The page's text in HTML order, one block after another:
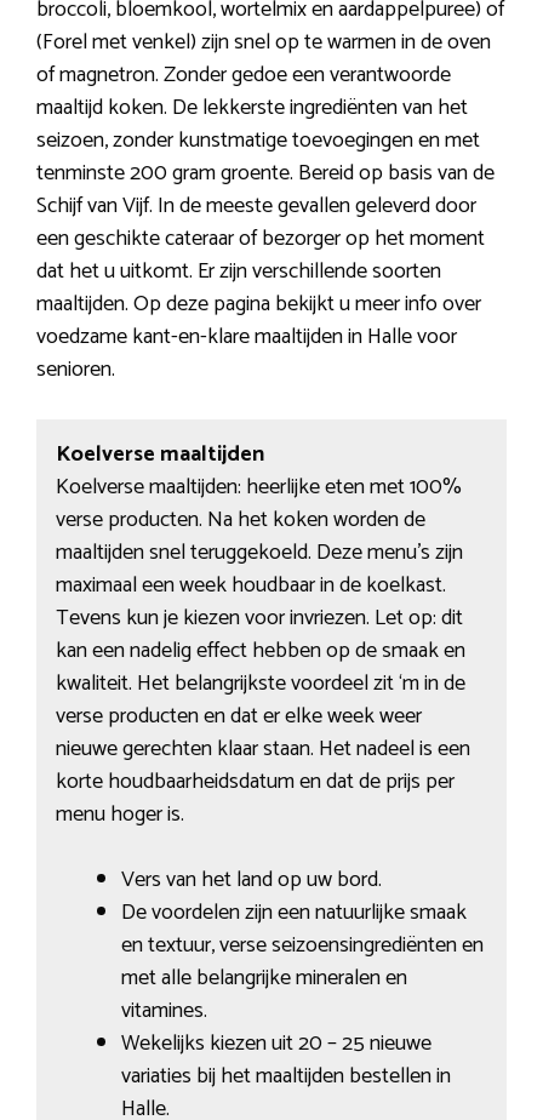
broccoli, bloemkool, wortelmix en aardappelpuree) of
(Forel met venkel) zijn snel op te warmen in de oven
of magnetron. Zonder gedoe een verantwoorde
maaltijd koken. De lekkerste ingrediënten van het
seizoen, zonder kunstmatige toevoegingen en met
tenminste 200 gram groente. Bereid op basis van de
Schijf van Vijf. In de meeste gevallen geleverd door
een geschikte cateraar of bezorger op het moment
dat het u uitkomt. Er zijn verschillende soorten
maaltijden. Op deze pagina bekijkt u meer info over
voedzame kant-en-klare maaltijden in Halle voor
senioren.
Koelverse maaltijden
Koelverse maaltijden: heerlijke eten met 100%
verse producten. Na het koken worden de
maaltijden snel teruggekoeld. Deze menu’s zijn
maximaal een week houdbaar in de koelkast.
Tevens kun je kiezen voor invriezen. Let op: dit
kan een nadelig effect hebben op de smaak en
kwaliteit. Het belangrijkste voordeel zit ‘m in de
verse producten en dat er elke week weer
nieuwe gerechten klaar staan. Het nadeel is een
korte houdbaarheidsdatum en dat de prijs per
menu hoger is.
Vers van het land op uw bord.
De voordelen zijn een natuurlijke smaak
en textuur, verse seizoensingrediënten en
met alle belangrijke mineralen en
vitamines.
Wekelijks kiezen uit 20 – 25 nieuwe
variaties bij het maaltijden bestellen in
Halle.